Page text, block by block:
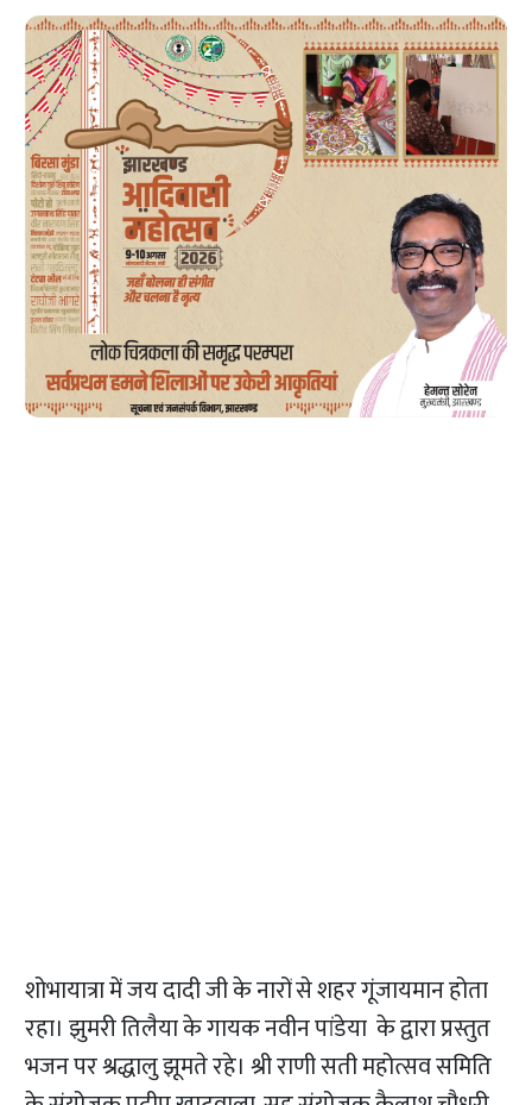
शोभायात्रा में जय दादी जी के नारों से शहर गूंजायमान होता
रहा। झुमरी तिलैया के गायक नवीन पांडेया के द्वारा प्रस्तुत
भजन पर श्रद्धालु झूमते रहे। श्री राणी सती महोत्सव समिति